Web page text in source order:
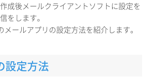
成後メールクライアントソフトに設定を
をします。
ールアプリの設定方法を紹介します。
定方法